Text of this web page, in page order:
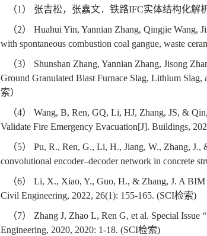
（1 ） 张吉松，张嘉文．铁路IFC实体结构化解
（2）
Huahui Yin, Yannian Zhang, Qingjie Wang,
with spontaneous combustion coal gangue, waste
（3）
Shunshan Zhang, Yannian Zhang, Jisong
Ground Granulated Blast Furnace Slag, Lithium
索）
（4）
Wang, B, Ren, GQ, Li, HJ, Zhang, JS, &
Validate Fire Emergency Evacuation[J]. Buildings,
（5）
Pu, R., Ren, G., Li, H., Jiang, W., Zhang, J.,
convolutional encoder–decoder network in concrete
（6）
Li, X., Xiao, Y., Guo, H., & Zhang, J. A BIM
Civil Engineering, 2022, 26(1): 155-165. (SCI检索)
（7） Zhang J, Zhao L, Ren G, et al. Special Issue “
Engineering, 2020, 2020: 1-18. (SCI检索)